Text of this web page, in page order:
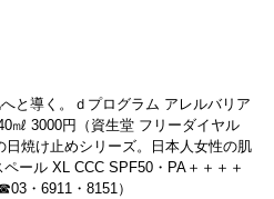
と導く。ｄプログラム アレルバリア
㎖ 3000円（資生堂 フリーダイヤル
焼け止めシリーズ。日本人女性の肌
ール XL CCC SPF50・PA＋＋＋＋
・6911・8151）